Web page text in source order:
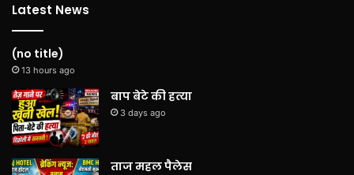
Latest News
(no title)
13 hours ago
बाप बेटे की हत्या
3 days ago
ताज महल पैलेस